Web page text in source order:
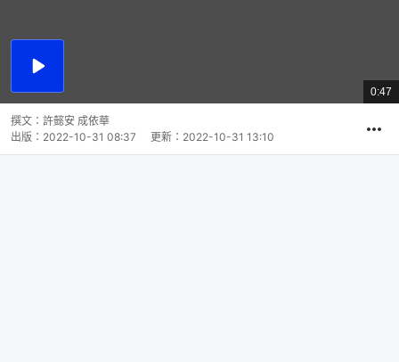
播
總
共
0:47
撰文： 許懿安 成依華
出版： 2022-10-31 08:37 更新： 2022-10-31 13:10